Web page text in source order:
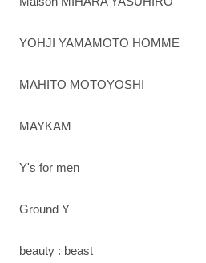
YOHJI YAMAMOTO HOMME
MAHITO MOTOYOSHI
MAYKAM
Y's for men
Ground Y
beauty : beast